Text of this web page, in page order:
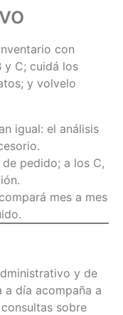
con
y C; cuidá los
y volvelo
igual: el análisis
pedido; a los C,
mes a mes
y de
a día acompaña a
sobre